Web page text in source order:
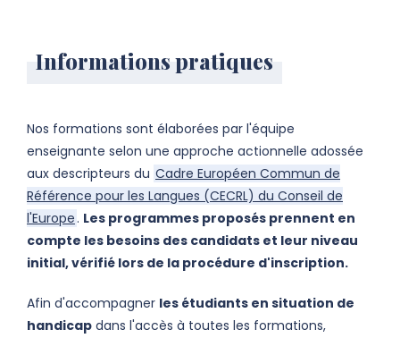
Informations pratiques
Nos formations sont élaborées par l'équipe
enseignante selon une approche actionnelle adossée
aux descripteurs du Cadre Européen Commun de
Référence pour les Langues (CECRL) du Conseil de
l'Europe. Les programmes proposés prennent en
compte les besoins des candidats et leur niveau
initial, vérifié lors de la procédure d'inscription.
Afin d'accompagner les étudiants en situation de
handicap dans l'accès à toutes les formations,